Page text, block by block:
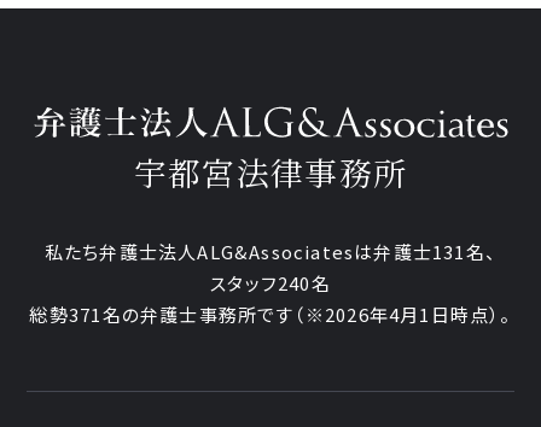
宇都宮法律事務所
私たち弁護士法人ALG&Associatesは弁護士131名、
スタッフ240名
総勢371名の弁護士事務所です （※2026年4月1日時点）。